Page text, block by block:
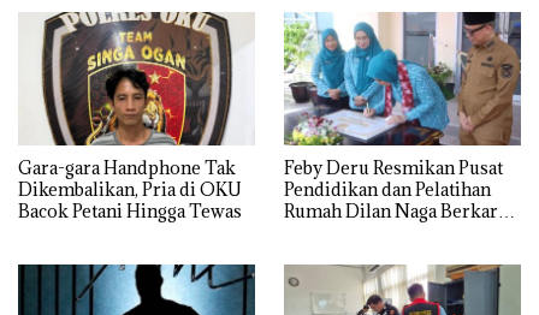
Gara-gara Handphone Tak
Dikembalikan, Pria di OKU
Bacok Petani Hingga Tewas
Feby Deru Resmikan Pusat
Pendidikan dan Pelatihan
Rumah Dilan Naga Berkarya